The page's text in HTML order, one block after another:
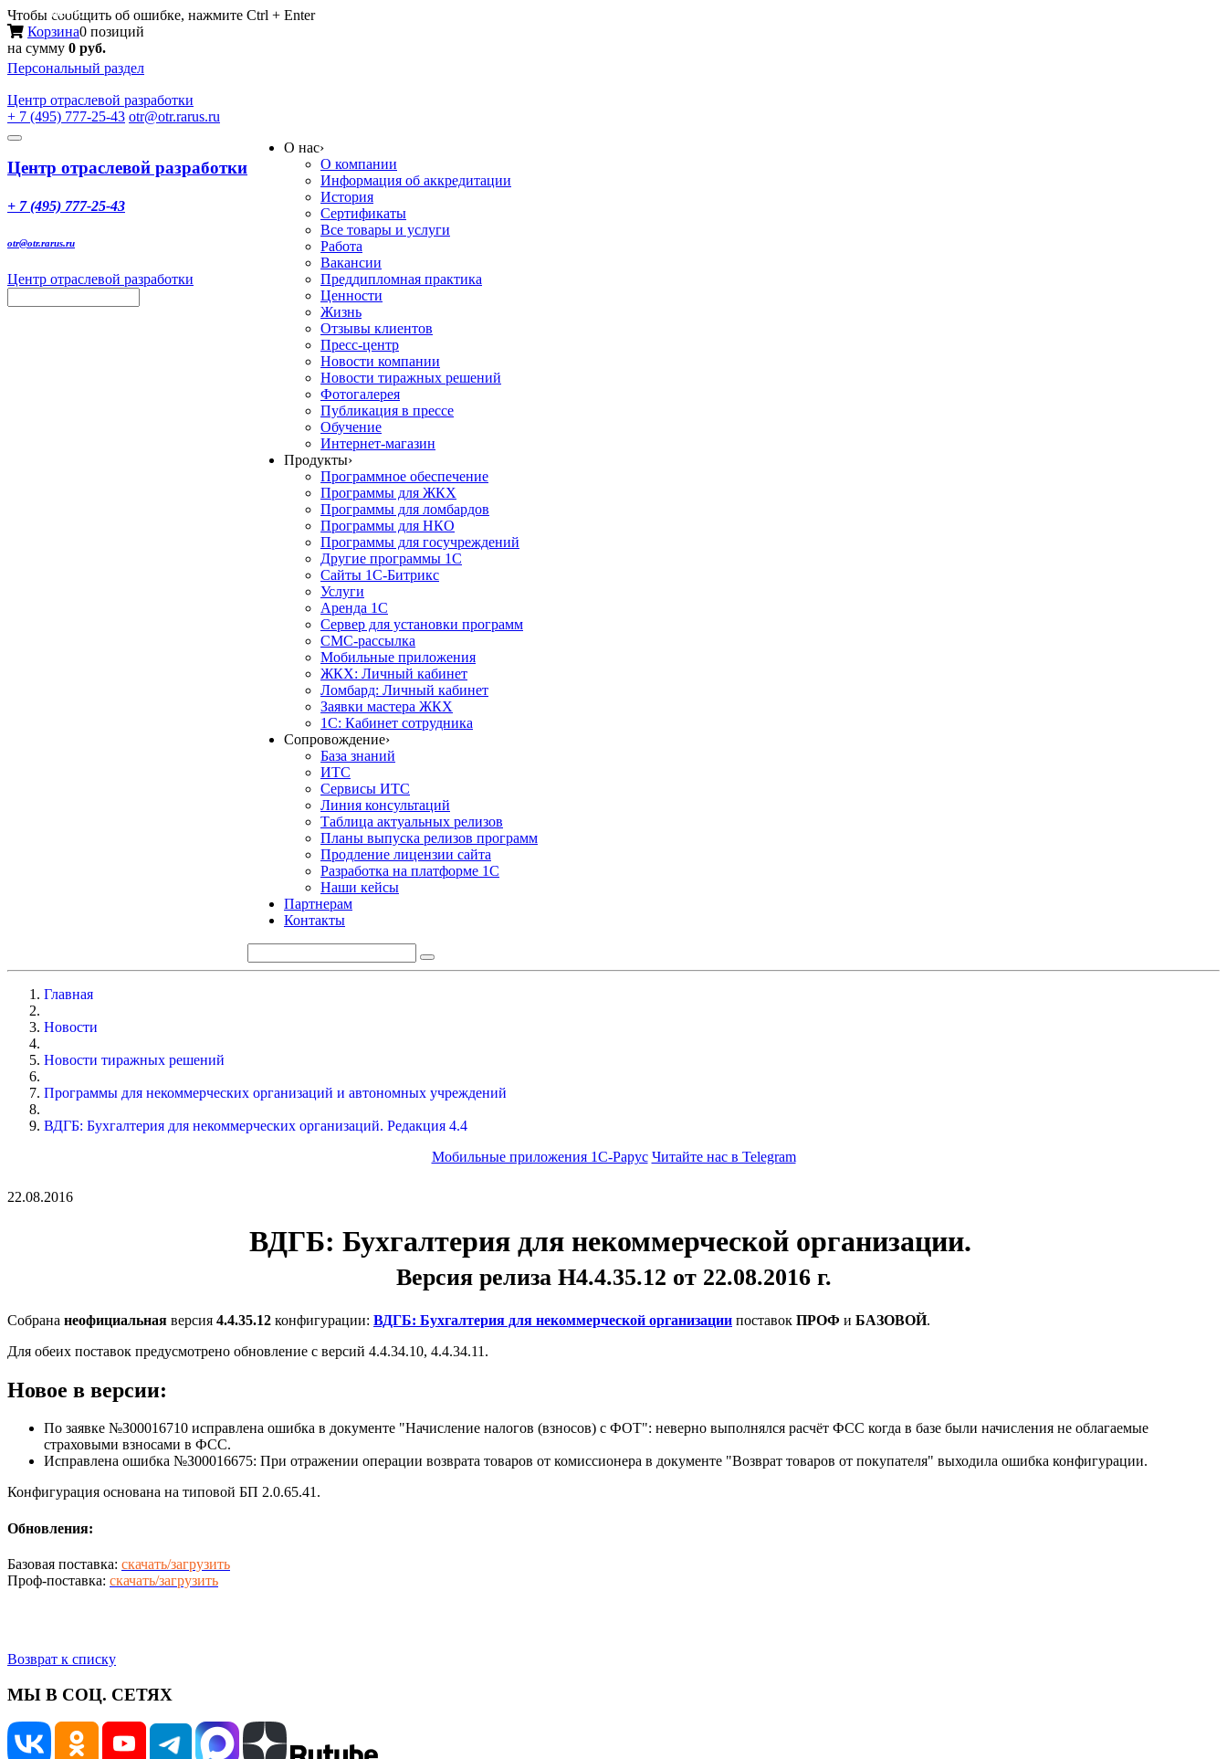
Чтобы сообщить об ошибке, нажмите Ctrl + Enter
Корзина0 позиций
на сумму 0 руб.
Персональный раздел
Центр отраслевой разработки
+ 7 (495) 777-25-43 otr@otr.rarus.ru
Toggle
Меню
Центр отраслевой разработки
+ 7 (495) 777-25-43
otr@otr.rarus.ru
Центр отраслевой разработки
О нас›
О компании
Информация об аккредитации
История
Сертификаты
Все товары и услуги
Работа
Вакансии
Преддипломная практика
Ценности
Жизнь
Отзывы клиентов
Пресс-центр
Новости компании
Новости тиражных решений
Фотогалерея
Публикация в прессе
Обучение
Интернет-магазин
Продукты›
Программное обеспечение
Программы для ЖКХ
Программы для ломбардов
Программы для НКО
Программы для госучреждений
Другие программы 1С
Сайты 1С-Битрикс
Услуги
Аренда 1С
Сервер для установки программ
СМС-рассылка
Мобильные приложения
ЖКХ: Личный кабинет
Ломбард: Личный кабинет
Заявки мастера ЖКХ
1С: Кабинет сотрудника
Сопровождение›
База знаний
ИТС
Сервисы ИТС
Линия консультаций
Таблица актуальных релизов
Планы выпуска релизов программ
Продление лицензии сайта
Разработка на платформе 1С
Наши кейсы
Партнерам
Контакты
Главная
Новости
Новости тиражных решений
Программы для некоммерческих организаций и автономных учреждений
ВДГБ: Бухгалтерия для некоммерческих организаций. Редакция 4.4
Мобильные приложения 1С-Рарус Читайте нас в Telegram
22.08.2016
ВДГБ: Бухгалтерия для некоммерческой организации.
Версия релиза Н4.4.35.12 от 22.08.2016 г.
Собрана неофициальная версия 4.4.35.12 конфигурации: ВДГБ: Бухгалтерия для некоммерческой организации поставок ПРОФ и БАЗОВОЙ.
Для обеих поставок предусмотрено обновление с версий 4.4.34.10, 4.4.34.11.
Новое в версии:
По заявке №З00016710 исправлена ошибка в документе "Начисление налогов (взносов) с ФОТ": неверно выполнялся расчёт ФСС когда в базе были начисления не облагаемые
страховыми взносами в ФСС.
Исправлена ошибка №З00016675: При отражении операции возврата товаров от комиссионера в документе "Возврат товаров от покупателя" выходила ошибка конфигурации.
Конфигурация основана на типовой БП 2.0.65.41.
Обновления:
Базовая поставка: скачать/загрузить
Проф-поставка: скачать/загрузить
Возврат к списку
МЫ В СОЦ. СЕТЯХ